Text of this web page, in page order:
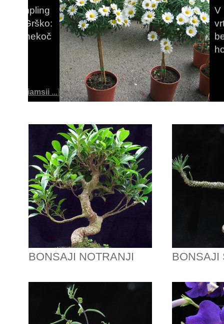
V naravi
vrtovih
bele
BONSAJI NOTRANJI BONSAJI